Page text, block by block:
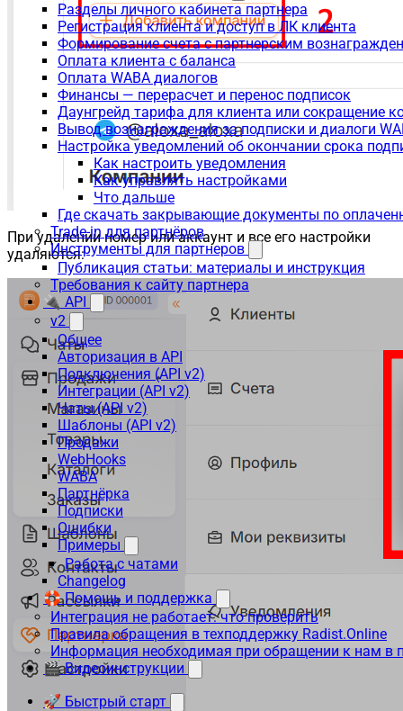
Разделы личного кабинета партнера
Регистрация клиента и доступ в ЛК клиента
Формирование счета с партнерским
Оплата клиента с баланса
Оплата WABA диалогов
Финансы — перерасчет и перенос подписок
Даунгрейд тарифа для клиента или сокращение
Вывод вознаграждения за подписки и диалоги
Настройка уведомлений об окончании срока
Как настроить уведомления
Как управлять настройками
Что дальше
Где скачать закрывающие документы по
Trade-in для партнёров
Инструменты для партнеров
Публикация статьи: материалы и инструкция
Требования к сайту партнера
🔌 API
v2
Общее
Авторизация в API
Подключения (API v2)
Интеграции (API v2)
Чаты (API v2)
Шаблоны (API v2)
Продажи
WebHooks
WABA
Партнёрка
Подписки
Ошибки
Примеры
Работа с чатами
Changelog
🛟 Помощь и поддержка
Интеграция не работает: что проверить
Правила обращения в техподдержку Radist.Online
Информация необходимая при обращении к нам в
🎬 Видеоинструкции
🚀 Быстрый старт
При удалении номер или аккаунт и все его настройки
удаляются: